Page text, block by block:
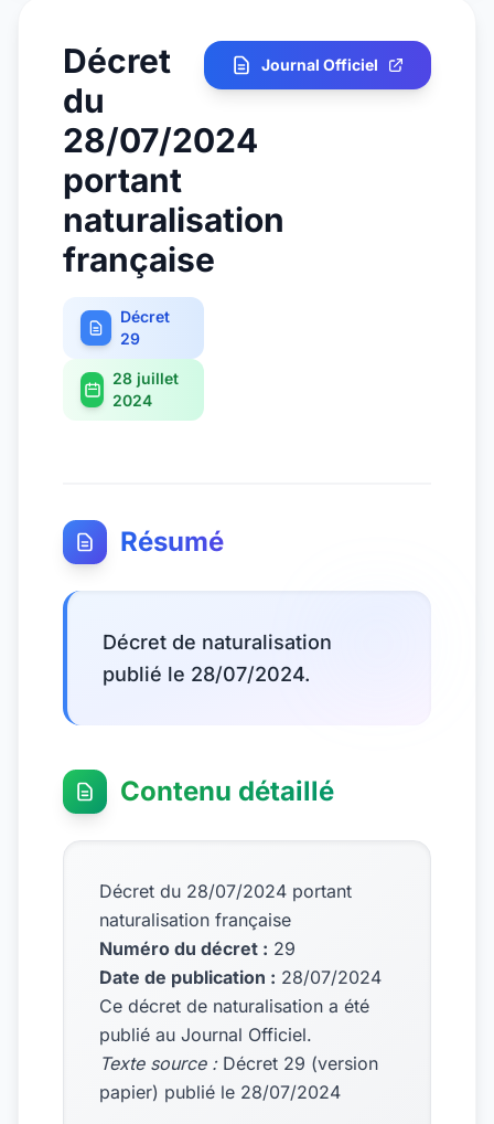
Décret
du
28/07/2024
portant
naturalisation
française
Décret
29
28 juillet
2024
Journal Officiel
Résumé
Décret de naturalisation
publié le 28/07/2024.
Contenu détaillé
Décret du 28/07/2024 portant
naturalisation française
Numéro du décret : 29
Date de publication : 28/07/2024
Ce décret de naturalisation a été
publié au Journal Officiel.
Texte source :Décret 29 (version
papier) publié le 28/07/2024